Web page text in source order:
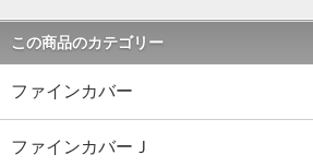
この商品のカテゴリー
ファインカバー
ファインカバーＪ